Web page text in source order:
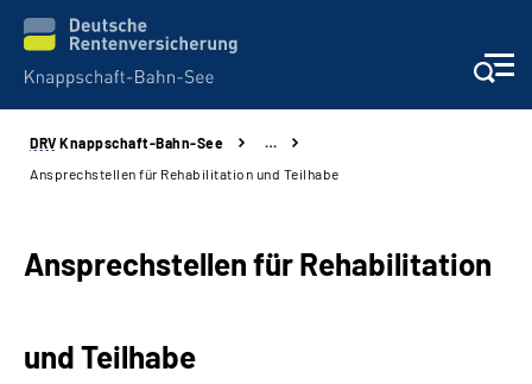
Aktuelles & Presse
Reha-Kliniken
KBS exklusiv
DRV Knappschaft-Bahn-See
…
Ansprechstellen für Rehabilitation und Teilhabe
Ansprechstellen für Rehabilitation
und Teilhabe